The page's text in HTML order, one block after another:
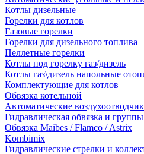
Котлы дизельные
Горелки для котлов
Газовые горелки
Горелки для дизельного топлива
Пеллетные горелки
Котлы под горелку газ/дизель
Котлы газ\дизель напольные
Комплектующие для котлов
Обвязка котельной
Автоматические
Гидравлическая обвязка и
Обвязка Maibes / Flamco / Astrix
Kombimix
Гидравлические стрелки и